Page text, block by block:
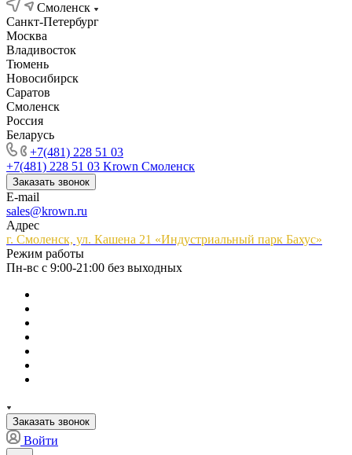
Смоленск
Санкт-Петербург
Москва
Владивосток
Тюмень
Новосибирск
Саратов
Смоленск
Россия
Беларусь
+7(481) 228 51 03
+7(481) 228 51 03 Krown Смоленск
Заказать звонок
E-mail
sales@krown.ru
Адрес
г. Смоленск, ул. Кашена 21 «Индустриальный парк Бахус»
Режим работы
Пн-вс с 9:00-21:00 без выходных
Заказать звонок
Войти